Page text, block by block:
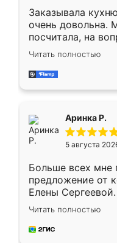
Заказывала
очень довольна.
посчитала, на
Замерщик
делу со всей
за день, ребята
Читать полностью
Аринка Р.
5 августа
Больше всех мне
предложение от
Елены
короткие сроки
для замера
предложил по
Читать полностью